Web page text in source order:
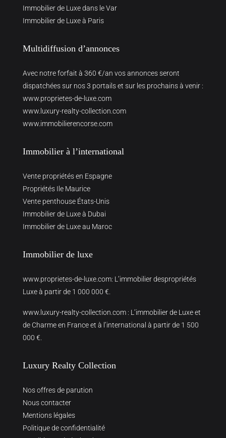
Immobilier de Luxe dans le Var
Immobilier de Luxe à Paris
Multidiffusion d’annonces
Avec notre forfait à 360 €/an vos annonces seront
dispatchées sur nos 3 portails et sur les prochains à venir :
www.proprietes-de-luxe.com
www.luxury-realty-collection.com
www.immobilierencorse.com
Immobilier à l’international
Vente propriétés en Espagne
Propriétés Ile Maurice
Vente penthouse États-Unis
Immobilier de Luxe à Dubai
Immobilier de Luxe au Maroc
Immobilier de luxe
www.proprietes-de-luxe.com: L’immobilier despropriétés
Luxe à partir de 1 000 000 €.
www.luxury-realty-collection.com : L’immobilier de Luxe et
de Charme en France et à l’international à partir de 1 500
000 €.
Luxury Realty Collection
Nos offres de parution
Nous contacter
Mentions légales
Politique de confidentialité